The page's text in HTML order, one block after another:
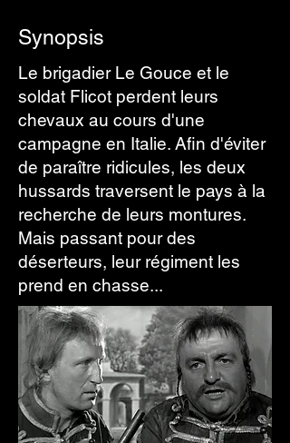
Synopsis
Le brigadier Le Gouce et le
soldat Flicot perdent leurs
chevaux au cours d'une
campagne en Italie. Afin d'éviter
de paraître ridicules, les deux
hussards traversent le pays à la
recherche de leurs montures.
Mais passant pour des
déserteurs, leur régiment les
prend en chasse...